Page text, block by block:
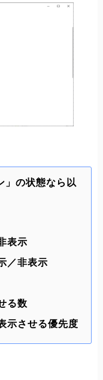
」の状態なら以
表示
／非表示
る数
示させる優先度